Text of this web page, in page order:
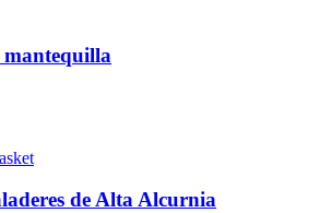
mantequilla
de Alta Alcurnia